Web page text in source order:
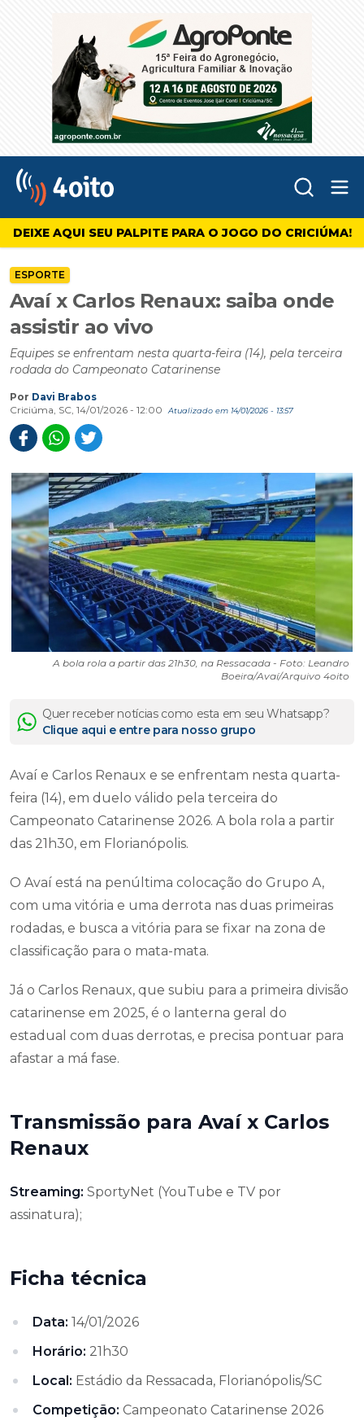
4oito
DEIXE AQUI SEU PALPITE PARA O JOGO DO CRICIÚMA!
ESPORTE
Avaí x Carlos Renaux: saiba onde
assistir ao vivo
Equipes se enfrentam nesta quarta-feira (14), pela terceira
rodada do Campeonato Catarinense
Por Davi Brabos
Criciúma, SC, 14/01/2026 - 12:00
Atualizado em 14/01/2026 - 13:57
A bola rola a partir das 21h30, na Ressacada - Foto: Leandro
Boeira/Avaí/Arquivo 4oito
Quer receber notícias como esta em seu Whatsapp?
Clique aqui e entre para nosso grupo
Avaí e Carlos Renaux e se enfrentam nesta quarta-
feira (14), em duelo válido pela terceira do
Campeonato Catarinense 2026. A bola rola a partir
das 21h30, em Florianópolis.
O Avaí está na penúltima colocação do Grupo A,
com uma vitória e uma derrota nas duas primeiras
rodadas, e busca a vitória para se fixar na zona de
classificação para o mata-mata.
Já o Carlos Renaux, que subiu para a primeira divisão
catarinense em 2025, é o lanterna geral do
estadual com duas derrotas, e precisa pontuar para
afastar a má fase.
Transmissão para Avaí x Carlos
Renaux
Streaming: SportyNet (YouTube e TV por
assinatura);
Ficha técnica
Data: 14/01/2026
Horário: 21h30
Local: Estádio da Ressacada, Florianópolis/SC
Competição: Campeonato Catarinense 2026